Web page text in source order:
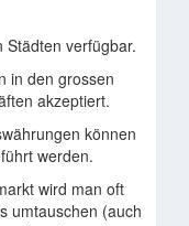
Städten verfügbar.
in den grossen
akzeptiert.
können
werden.
wird man oft
umtauschen (auch